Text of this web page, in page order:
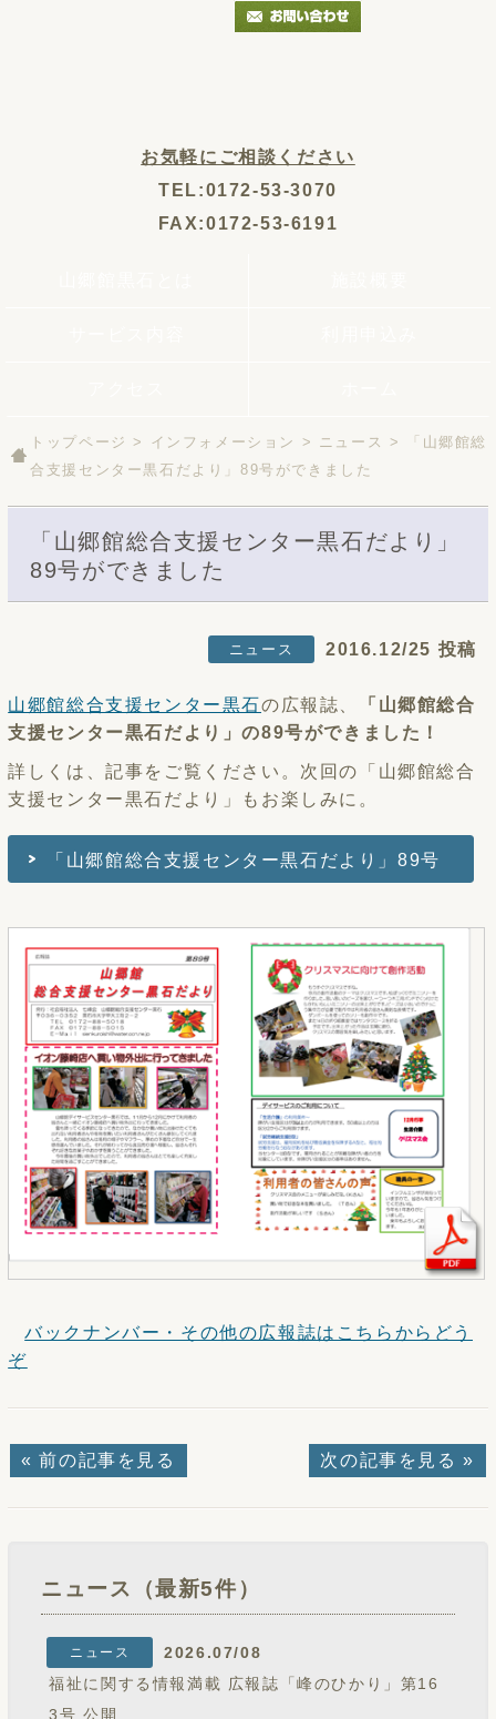
お気軽にご相談ください
TEL:0172-53-3070
FAX:0172-53-6191
トップページ > インフォメーション > ニュース >
「山郷館総
合支援センター黒石だより」89号ができました
「山郷館総合支援センター黒石だより」
89号ができました
ニュース 2016.12/25 投稿
山郷館総合支援センター黒石の広報誌、
「山郷館総合
支援センター黒石だより」の89号ができました！
詳しくは、記事をご覧ください。次回の「山郷館総合
支援センター黒石だより」もお楽しみに。
「山郷館総合支援センター黒石だより」89号
バックナンバー・その他の広報誌はこちらからどう
ぞ
« 前の記事を見る 次の記事を見る »
ニュース（最新5件）
ニュース
2026.07/08
福祉に関する情報満載 広報誌「峰のひかり」第16
3号 公開